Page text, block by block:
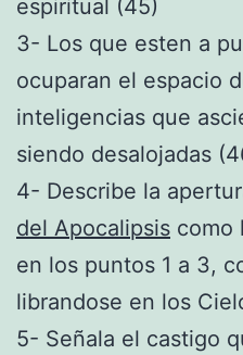
espiritual (45)
3- Los que esten a
ocuparan el espacio
inteligencias que
siendo desalojadas
4- Describe la
del Apocalipsis como
en los puntos 1 a 3,
librandose en los
5- Señala el castigo